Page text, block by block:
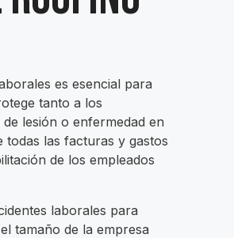
es esencial para
tanto a los
lesión o enfermedad en
todas las facturas y gastos
de los empleados
laborales para
tamaño de la empresa